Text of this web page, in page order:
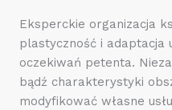
Eksperckie organizacja
plastyczność i adaptacja
oczekiwań petenta.
bądź charakterystyki
modyfikować własne